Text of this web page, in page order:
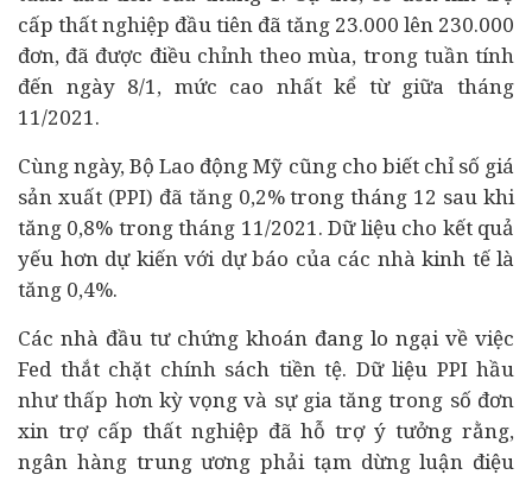
cấp thất nghiệp đầu tiên đã tăng 23.000 lên 230.000
đơn, đã được điều chỉnh theo mùa, trong tuần tính
đến ngày 8/1, mức cao nhất kể từ giữa tháng
11/2021.
Cùng ngày, Bộ Lao động Mỹ cũng cho biết chỉ số giá
sản xuất (PPI) đã tăng 0,2% trong tháng 12 sau khi
tăng 0,8% trong tháng 11/2021. Dữ liệu cho kết quả
yếu hơn dự kiến với dự báo của các nhà kinh tếlà
tăng 0,4%.
Các nhà đầu tư chứng khoán đang lo ngại về việc
Fed thắt chặt chính sách tiền tệ. Dữ liệu PPI hầu
như thấp hơn kỳ vọng và sự gia tăng trong số đơn
xin trợ cấp thất nghiệp đã hỗ trợ ý tưởng rằng,
ngân hàngtrung ương phải tạm dừng luận điệu